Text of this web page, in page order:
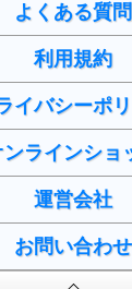
よくある質問
利用規約
イバシーポ
ンラインショ
運営会社
お問い合わせ